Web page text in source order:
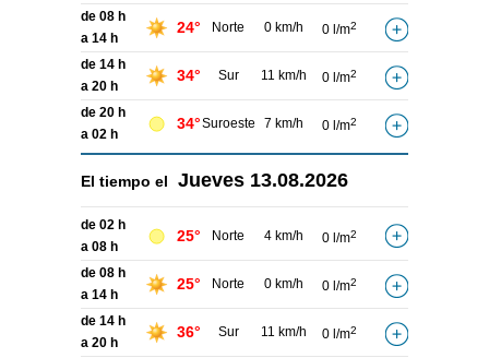
de 08 h
a 14 h
24° Norte 0 km/h 0 l/m2
de 14 h
a 20 h
34° Sur 11 km/h 0 l/m2
de 20 h
a 02 h
34°Suroeste 7 km/h 0 l/m2
El tiempo el Jueves 13.08.2026
de 02 h
a 08 h
25° Norte 4 km/h 0 l/m2
de 08 h
a 14 h
25° Norte 0 km/h 0 l/m2
de 14 h
a 20 h
36° Sur 11 km/h 0 l/m2